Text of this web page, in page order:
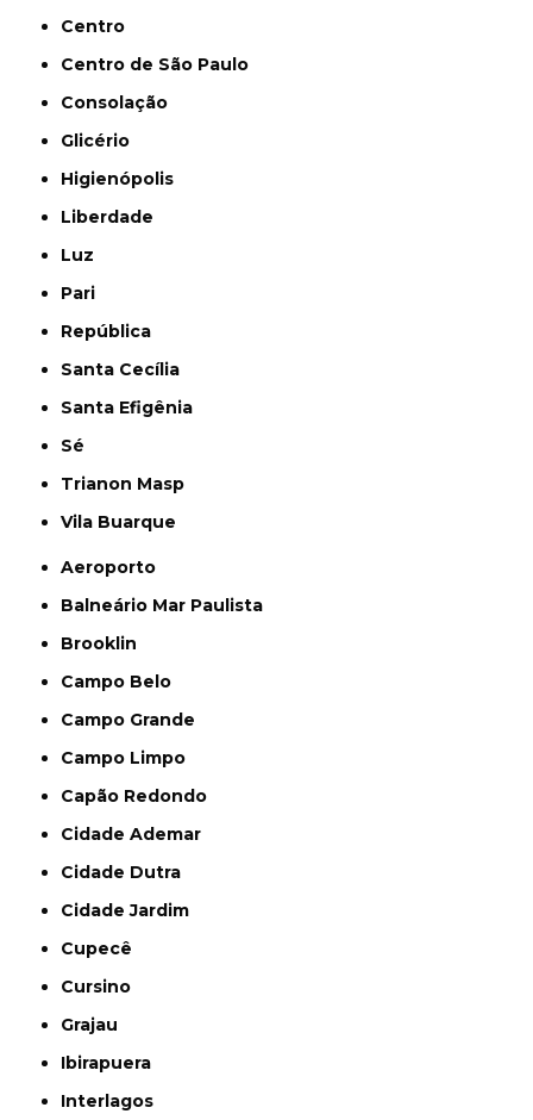
Centro
Centro de São Paulo
Consolação
Glicério
Higienópolis
Liberdade
Luz
Pari
República
Santa Cecília
Santa Efigênia
Sé
Trianon Masp
Vila Buarque
Aeroporto
Balneário Mar Paulista
Brooklin
Campo Belo
Campo Grande
Campo Limpo
Capão Redondo
Cidade Ademar
Cidade Dutra
Cidade Jardim
Cupecê
Cursino
Grajau
Ibirapuera
Interlagos